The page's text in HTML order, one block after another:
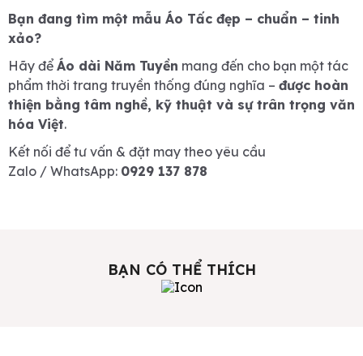
Bạn đang tìm một mẫu Áo Tấc đẹp – chuẩn – tinh
xảo?
Hãy để Áo dài Năm Tuyền mang đến cho bạn một tác
phẩm thời trang truyền thống đúng nghĩa – được hoàn
thiện bằng tâm nghề, kỹ thuật và sự trân trọng văn
hóa Việt.
Kết nối để tư vấn & đặt may theo yêu cầu
Zalo / WhatsApp: 0929 137 878
BẠN CÓ THỂ THÍCH